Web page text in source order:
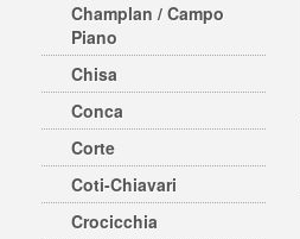
Champlan / Campo
Piano
Chisa
Conca
Corte
Coti-Chiavari
Crocicchia